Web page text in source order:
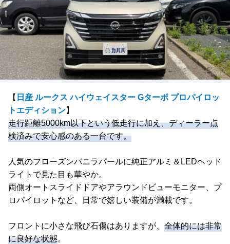
【 日産 ルークス ハイウェイスター Gターボ プロパイロッ
トエディション】
走行距離5000km以下という低走行に加え、ディーラー点
検済みで安心感のある一台です。
人気のフローズンバニラパールに純正アルミ＆LEDヘッド
ライトで見た目も華やか。
両側オートスライドドアやアラウンドビューモニター、プ
ロパイロットなど、日常で嬉しい装備が満載です。
フロントに小さな飛び石傷はありますが、 全体的には非常
に良好な状態。